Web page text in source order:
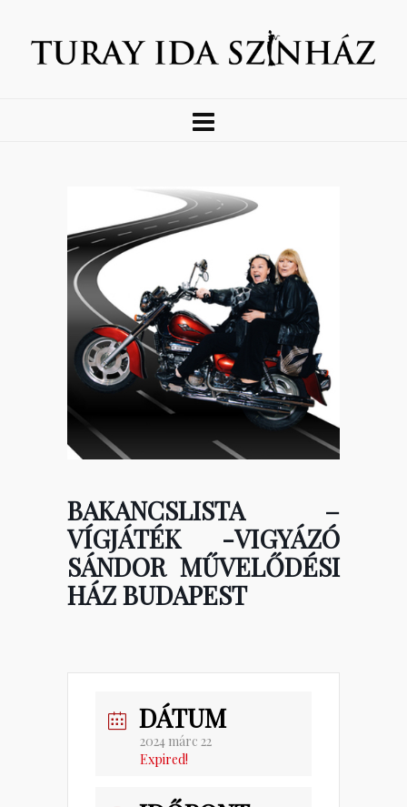
BAKANCSLISTA –
VÍGJÁTÉK -VIGYÁZÓ
SÁNDOR MŰVELŐDÉSI
HÁZ BUDAPEST
DÁTUM
2024 márc 22
Expired!